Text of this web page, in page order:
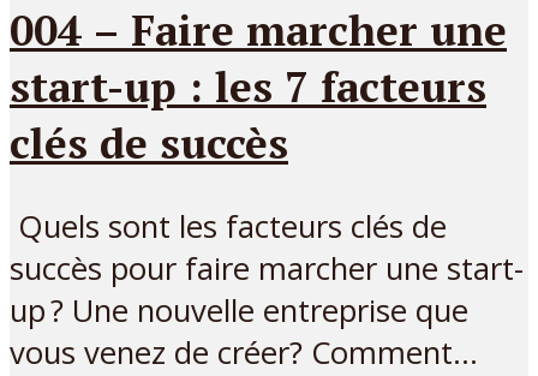
004 – Faire marcher une
start-up : les 7 facteurs
clés de succès
Quels sont les facteurs clés de
succès pour faire marcher une start-
up ? Une nouvelle entreprise que
vous venez de créer? Comment...